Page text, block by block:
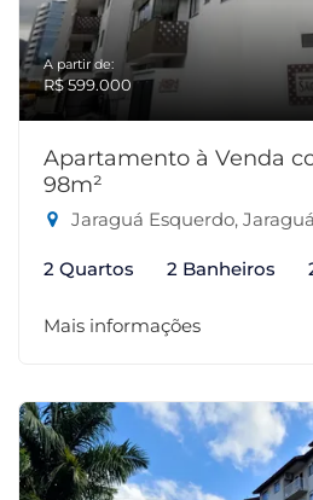
A partir de:
R$ 599.000
Apartamento à Venda
98m²
Jaraguá Esquerdo,
2 Quartos 2 Banheiros
Mais informações